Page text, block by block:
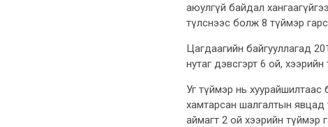
аюулгүй байдал
түлснээс болж 8 түймэр
Цагдаагийн байгууллагад
нутаг дэвсгэрт 6 ой,
Уг түймэр нь
хамтарсан шалгалтын явцад
аймагт 2 ой хээрийн түймэр